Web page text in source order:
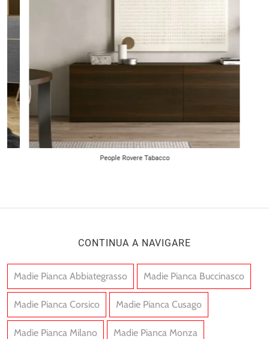
People Rovere Tabacco
CONTINUA A NAVIGARE
Madie Pianca Abbiategrasso Madie Pianca Buccinasco
Madie Pianca Corsico Madie Pianca Cusago
Madie Pianca Milano Madie Pianca Monza